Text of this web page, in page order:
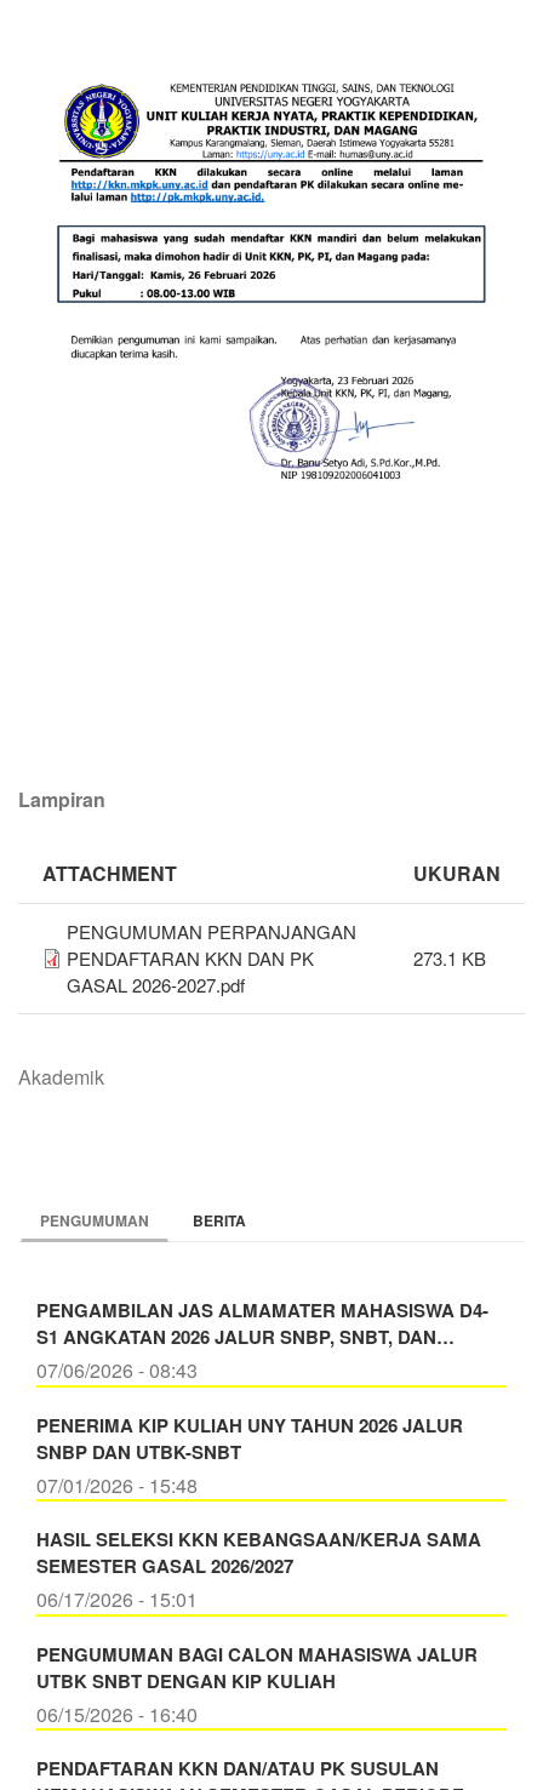
Lampiran
ATTACHMENT UKURAN
PENGUMUMAN PERPANJANGAN
PENDAFTARAN KKN DAN PK
GASAL 2026-2027.pdf
273.1 KB
Akademik
PENGUMUMAN BERITA
PENGAMBILAN JAS ALMAMATER MAHASISWA D4-
S1 ANGKATAN 2026 JALUR SNBP, SNBT, DAN…
07/06/2026 - 08:43
PENERIMA KIP KULIAH UNY TAHUN 2026 JALUR
SNBP DAN UTBK-SNBT
07/01/2026 - 15:48
HASIL SELEKSI KKN KEBANGSAAN/KERJA SAMA
SEMESTER GASAL 2026/2027
06/17/2026 - 15:01
PENGUMUMAN BAGI CALON MAHASISWA JALUR
UTBK SNBT DENGAN KIP KULIAH
06/15/2026 - 16:40
PENDAFTARAN KKN DAN/ATAU PK SUSULAN